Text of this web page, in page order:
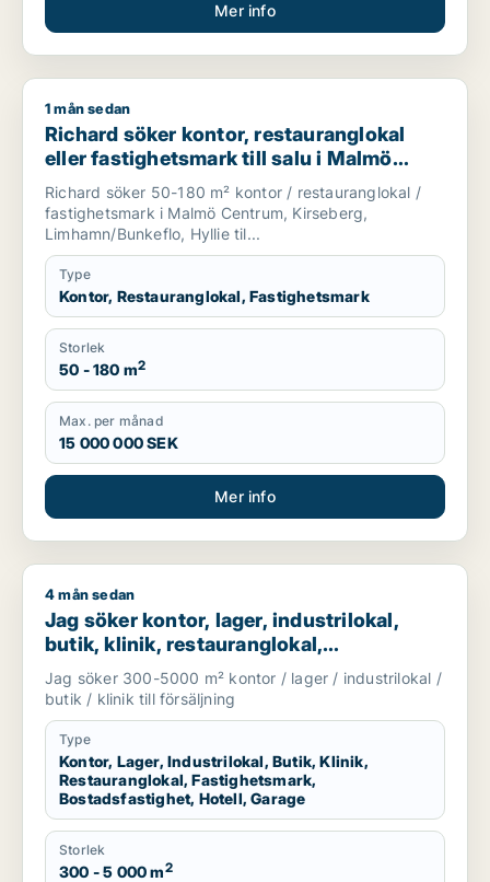
Mer info
Richard söker kontor, restauranglokal eller fastighetsmark
1 mån sedan
Richard söker kontor, restauranglokal
eller fastighetsmark till salu i Malmö
Centrum, Kirseberg eller
Limhamn/Bunkeflo m.fl.
Richard söker 50-180 m² kontor / restauranglokal /
fastighetsmark i Malmö Centrum, Kirseberg,
Limhamn/Bunkeflo, Hyllie til...
Type
Kontor, Restauranglokal, Fastighetsmark
Storlek
50 - 180 m2
Max. per månad
15 000 000 SEK
Mer info
Jag söker kontor, lager, industrilokal, butik, klinik,
4 mån sedan
Jag söker kontor, lager, industrilokal,
butik, klinik, restauranglokal,
fastighetsmark, bostadsfastighet, hotell
eller garage till salu i Malmö
Jag söker 300-5000 m² kontor / lager / industrilokal /
butik / klinik till försäljning
Type
Kontor, Lager, Industrilokal, Butik, Klinik,
Restauranglokal, Fastighetsmark,
Bostadsfastighet, Hotell, Garage
Storlek
300 - 5 000 m2